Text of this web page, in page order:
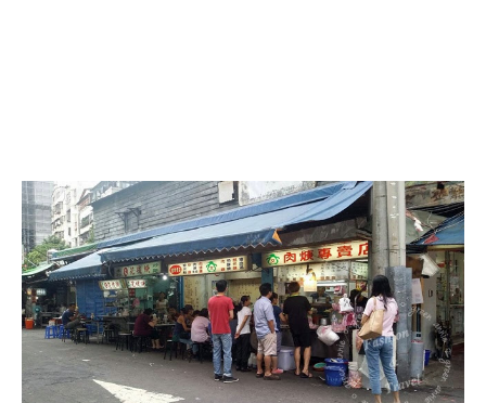
【台
北
捷
運
美
食】
企
鵝
文
肉
羹
店